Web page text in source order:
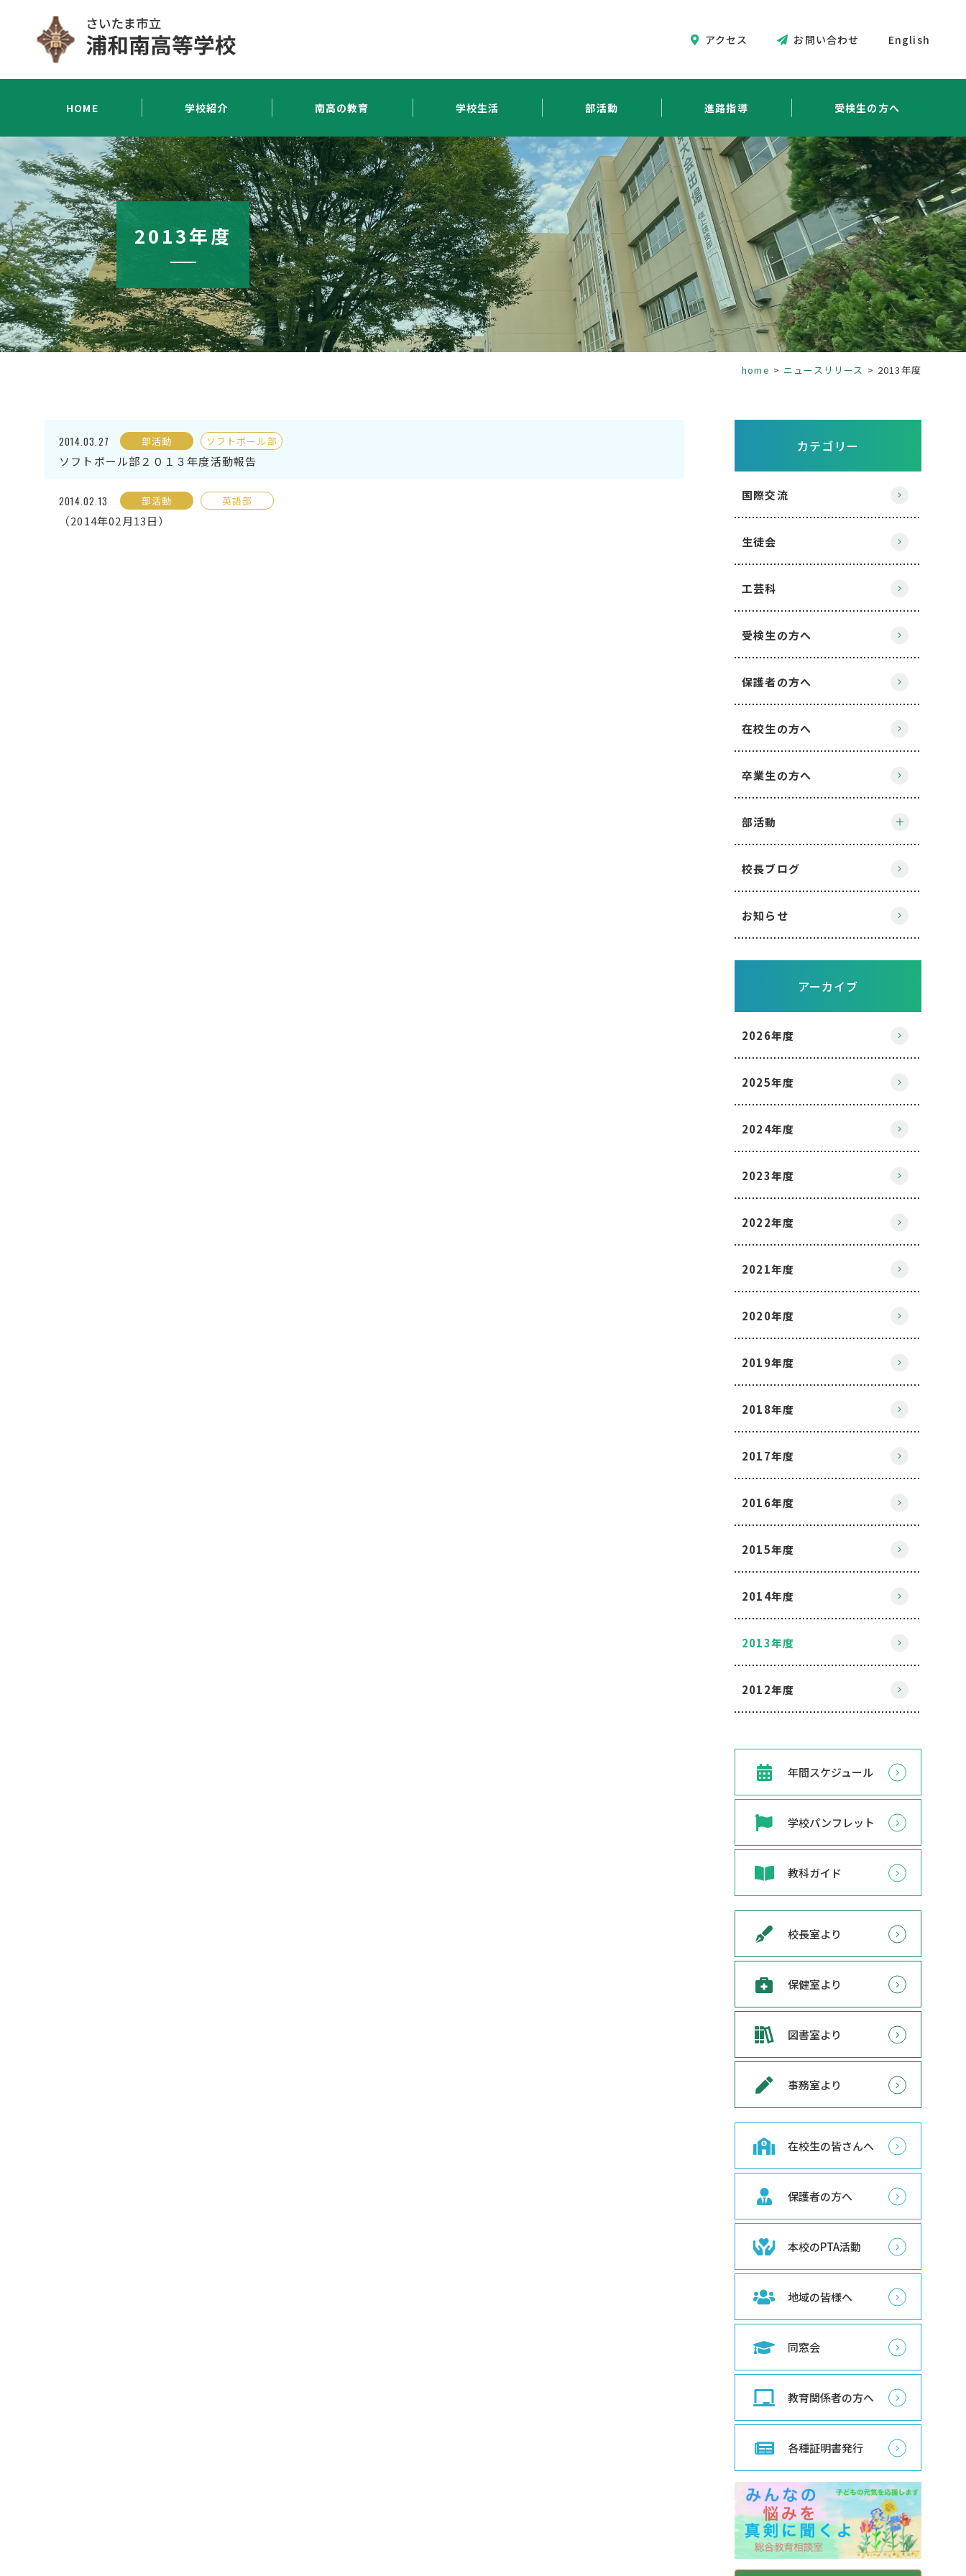
HOME 学校紹介 南高の教育 学校生活 部活動 進路指導 受検生の方へ
アクセス お問い合わせ English
2013年度
home ニュースリリース 2013年度
2014.03.27 部活動 ソフトボール部
ソフトボール部２０１３年度活動報告
2014.02.13 部活動 英語部
（2014年02月13日）
カテゴリー
国際交流
生徒会
工芸科
受検生の方へ
保護者の方へ
在校生の方へ
卒業生の方へ
部活動
校長ブログ
お知らせ
アーカイブ
2026年度
2025年度
2024年度
2023年度
2022年度
2021年度
2020年度
2019年度
2018年度
2017年度
2016年度
2015年度
2014年度
2013年度
2012年度
年間スケジュール
学校パンフレット
教科ガイド
校長室より
保健室より
図書室より
事務室より
在校生の皆さんへ
保護者の方へ
本校のPTA活動
地域の皆様へ
同窓会
教育関係者の方へ
各種証明書発行